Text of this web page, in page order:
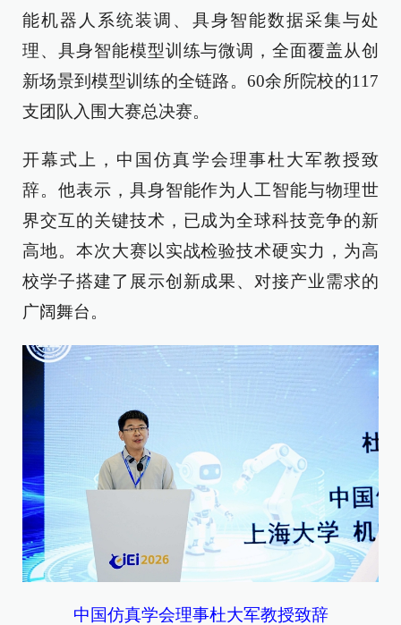
能机器人系统装调、具身智能数据采集与处
理、具身智能模型训练与微调，全面覆盖从创
新场景到模型训练的全链路。60余所院校的117
支团队入围大赛总决赛。
开幕式上，中国仿真学会理事杜大军教授致
辞。他表示，具身智能作为人工智能与物理世
界交互的关键技术，已成为全球科技竞争的新
高地。本次大赛以实战检验技术硬实力，为高
校学子搭建了展示创新成果、对接产业需求的
广阔舞台。
中国仿真学会理事杜大军教授致辞